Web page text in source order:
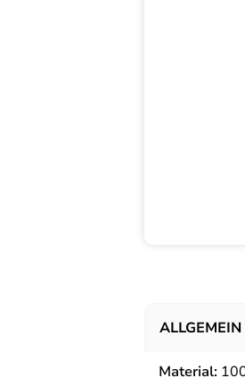
ALLGEMEIN
Material: